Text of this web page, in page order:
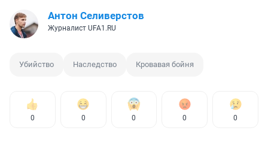
Антон Селиверстов
Журналист UFA1.RU
Убийство Наследство Кровавая бойня
0 0 0 0 0